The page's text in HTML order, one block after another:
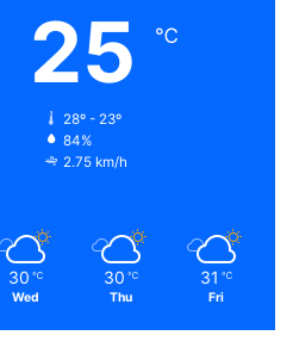
25 ℃
28º - 23º
84%
2.75 km/h
30 ℃
Wed
30 ℃
Thu
31 ℃
Fri